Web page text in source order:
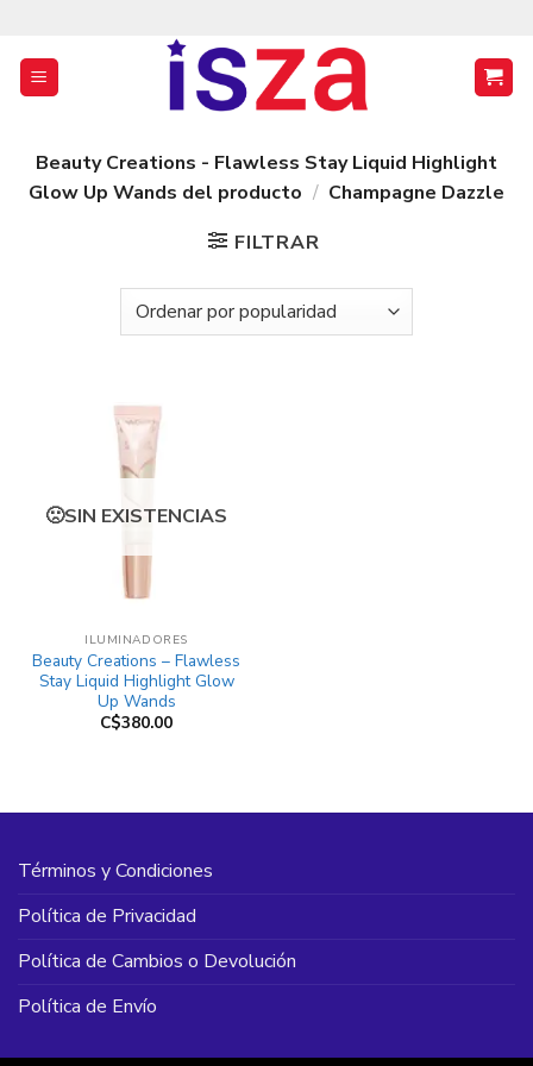
contenido
Beauty Creations - Flawless Stay Liquid Highlight
Glow Up Wands del producto / Champagne Dazzle
FILTRAR
SIN EXISTENCIAS
ILUMINADORES
Beauty Creations – Flawless
Stay Liquid Highlight Glow
Up Wands
C$380.00
Términos y Condiciones
Política de Privacidad
Política de Cambios o Devolución
Política de Envío